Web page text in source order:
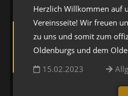
Herzlich Willkommen auf
Vereinsseite! Wir freuen
zu uns und somit zum
Oldenburgs und dem
15.02.2023